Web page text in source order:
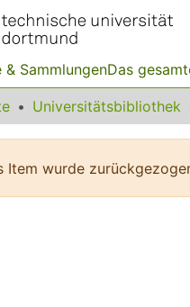
& SammlungenDas
Universitätsbibliothek
Item wurde